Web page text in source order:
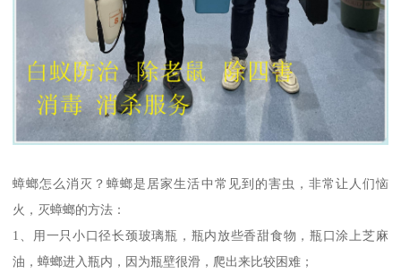
蟑螂怎么消灭？蟑螂是居家生活中常见到的害虫，非常让人们恼
火，灭蟑螂的方法：
1、用一只小口径长颈玻璃瓶，瓶内放些香甜食物，瓶口涂上芝麻
油，蟑螂进入瓶内，因为瓶壁很滑，爬出来比较困难；